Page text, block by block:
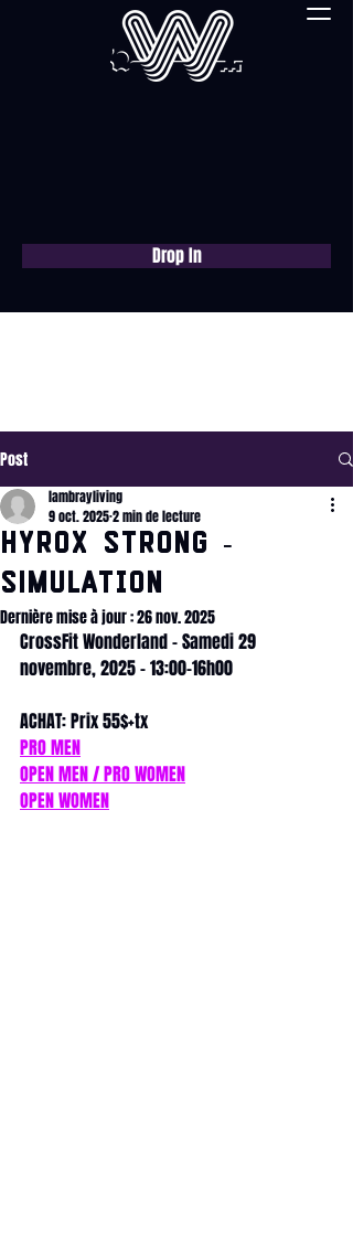
Drop In
Post
HYROX STRONG -
SIMulation
lambrayliving
9 oct. 20252 min de lecture
Dernière mise à jour :26 nov. 2025
CrossFit Wonderland - Samedi 29
novembre, 2025 - 13:00-16h00
ACHAT: Prix 55$+tx
PRO MEN
OPEN MEN / PRO WOMEN
OPEN WOMEN